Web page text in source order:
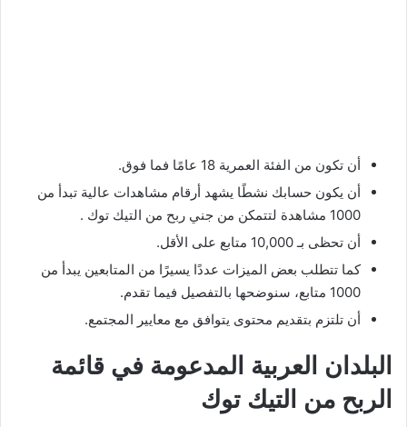
أن تكون من الفئة العمرية 18 عامًا فما فوق.
أن يكون حسابك نشطًا يشهد أرقام مشاهدات عالية تبدأ من
1000 مشاهدة لتتمكن من جني ربح من التيك توك .
أن تحظى بـ 10,000 متابع على الأقل.
كما تتطلب بعض الميزات عددًا يسيرًا من المتابعين يبدأ من
1000 متابع، سنوضحها بالتفصيل فيما تقدم.
أن تلتزم بتقديم محتوى يتوافق مع معايير المجتمع.
البلدان العربية المدعومة في قائمة
الربح من التيك توك